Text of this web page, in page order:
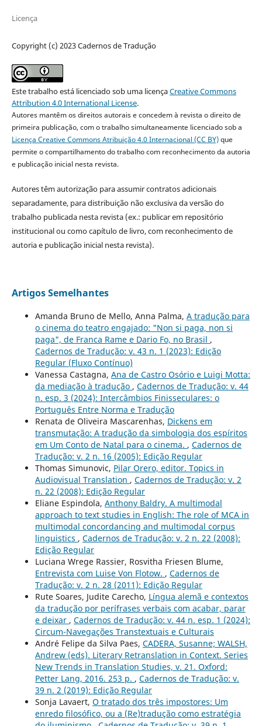
Licença
Copyright (c) 2023 Cadernos de Tradução
Este trabalho está licenciado sob uma licençaCreative Commons
Attribution 4.0 International License.
Autores mantêm os direitos autorais e concedem à revista o direito de
primeira publicação, com o trabalho simultaneamente licenciado sob a
Licença Creative Commons Atribuição 4.0 Internacional (CC BY)que
permite o compartilhamento do trabalho com reconhecimento da autoria
e publicação inicial nesta revista.
Autores têm autorização para assumir contratos adicionais
separadamente, para distribuição não exclusiva da versão do
trabalho publicada nesta revista (ex.: publicar em repositório
institucional ou como capítulo de livro, com reconhecimento de
autoria e publicação inicial nesta revista).
Artigos Semelhantes
Amanda Bruno de Mello, Anna Palma, A tradução para
o cinema do teatro engajado: "Non si paga, non si
paga", de Franca Rame e Dario Fo, no Brasil ,
Cadernos de Tradução: v. 43 n. 1 (2023): Edição
Regular (Fluxo Contínuo)
Vanessa Castagna, Ana de Castro Osório e Luigi Motta:
da mediação à tradução , Cadernos de Tradução: v. 44
n. esp. 3 (2024): Intercâmbios Finisseculares: o
Português Entre Norma e Tradução
Renata de Oliveira Mascarenhas, Dickens em
transmutação: A tradução da simbologia dos espíritos
em Um Conto de Natal para o cinema. , Cadernos de
Tradução: v. 2 n. 16 (2005): Edição Regular
Thomas Simunovic, Pilar Orero, editor. Topics in
Audiovisual Translation , Cadernos de Tradução: v. 2
n. 22 (2008): Edição Regular
Eliane Espindola, Anthony Baldry. A multimodal
approach to text studies in English: The role of MCA in
multimodal concordancing and multimodal corpus
linguistics , Cadernos de Tradução: v. 2 n. 22 (2008):
Edição Regular
Luciana Wrege Rassier, Rosvitha Friesen Blume,
Entrevista com Luise Von Flotow. , Cadernos de
Tradução: v. 2 n. 28 (2011): Edição Regular
Rute Soares, Judite Carecho, Língua alemã e contextos
da tradução por perífrases verbais com acabar, parar
e deixar , Cadernos de Tradução: v. 44 n. esp. 1 (2024):
Circum-Navegações Transtextuais e Culturais
André Felipe da Silva Paes, CADERA, Susanne; WALSH,
Andrew (eds). Literary Retranslation in Context. Series
New Trends in Translation Studies, v. 21. Oxford:
Petter Lang, 2016. 253 p. , Cadernos de Tradução: v.
39 n. 2 (2019): Edição Regular
Sonja Lavaert, O tratado dos três impostores: Um
enredo filosófico, ou a (Re)tradução como estratégia